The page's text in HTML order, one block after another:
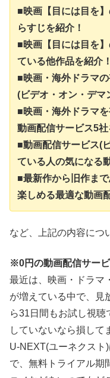
■映画【目には目を
らすじを紹介！
■映画【目には目を
ている他作品を紹介！
■映画・海外ドラマ
(ビデオ・オン・デマ
■映画・海外ドラマ
動画配信サービス5社
■動画配信サービス(
ている人の気になる
■最新作から旧作ま
楽しめる最適な動画
など、上記の内容につ
※0円の動画配信サー
最近は、映画・ドラマ
が増えている中で、見
ら31日間もお試し視
していないなら損して
U-NEXT(ユーネクスト
で、無料トライアル期